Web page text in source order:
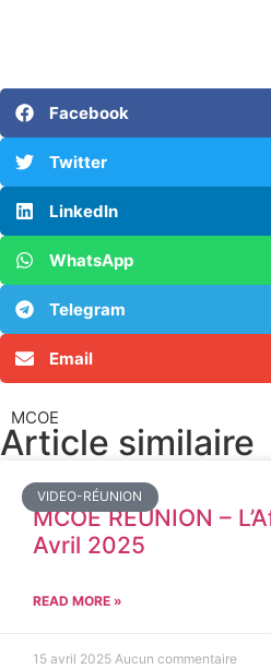
Facebook
Twitter
LinkedIn
WhatsApp
Telegram
Email
MCOE
Article similaire​
VIDEO-RÉUNION
MCOE REUNION –
Avril 2025
READ MORE »
15 avril 2025 Aucun commentaire